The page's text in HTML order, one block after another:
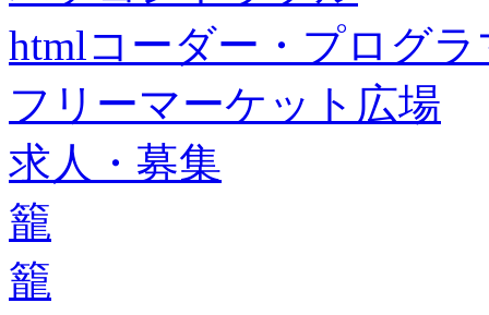
htmlコーダー・プログラ
フリーマーケット広場
求人・募集
籠
籠